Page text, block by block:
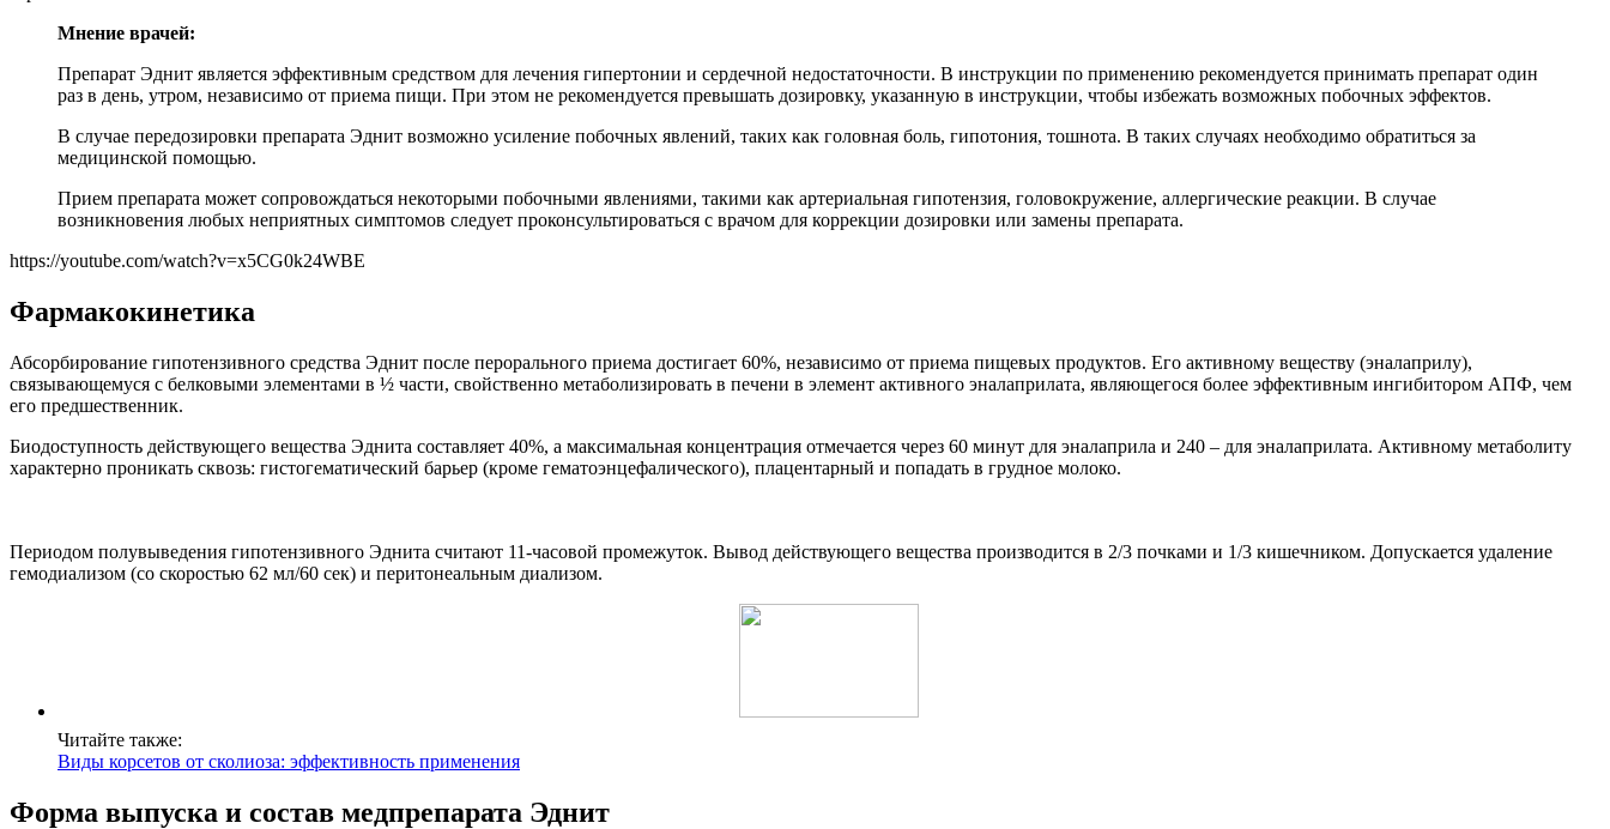
Мнение врачей:
Препарат Эднит является эффективным средством для лечения гипертонии и сердечной недостаточности. В инструкции по применению рекомендуется принимать препарат один
раз в день, утром, независимо от приема пищи. При этом не рекомендуется превышать дозировку, указанную в инструкции, чтобы избежать возможных побочных эффектов.
В случае передозировки препарата Эднит возможно усиление побочных явлений, таких как головная боль, гипотония, тошнота. В таких случаях необходимо обратиться за
медицинской помощью.
Прием препарата может сопровождаться некоторыми побочными явлениями, такими как артериальная гипотензия, головокружение, аллергические реакции. В случае
возникновения любых неприятных симптомов следует проконсультироваться с врачом для коррекции дозировки или замены препарата.
https://youtube.com/watch?v=x5CG0k24WBE
Фармакокинетика
Абсорбирование гипотензивного средства Эднит после перорального приема достигает 60%, независимо от приема пищевых продуктов. Его активному веществу (эналаприлу),
связывающемуся с белковыми элементами в ½ части, свойственно метаболизировать в печени в элемент активного эналаприлата, являющегося более эффективным ингибитором АПФ, чем
его предшественник.
Биодоступность действующего вещества Эднита составляет 40%, а максимальная концентрация отмечается через 60 минут для эналаприла и 240 – для эналаприлата. Активному метаболиту
характерно проникать сквозь: гистогематический барьер (кроме гематоэнцефалического), плацентарный и попадать в грудное молоко.
Периодом полувыведения гипотензивного Эднита считают 11-часовой промежуток. Вывод действующего вещества производится в 2/3 почками и 1/3 кишечником. Допускается удаление
гемодиализом (со скоростью 62 мл/60 сек) и перитонеальным диализом.
Читайте также:
Виды корсетов от сколиоза: эффективность применения
Форма выпуска и состав медпрепарата Эднит